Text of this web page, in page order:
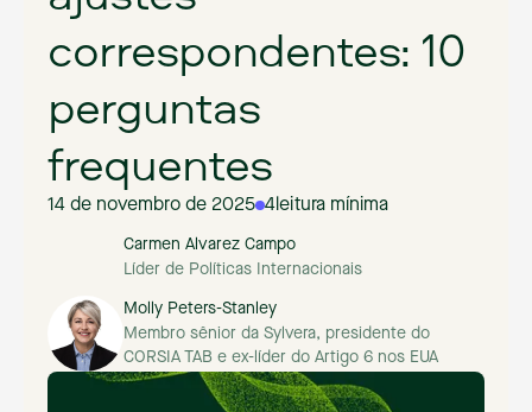
correspondentes: 10
perguntas
frequentes
14 de novembro de 2025 4leitura mínima
Carmen Alvarez Campo
Líder de Políticas Internacionais
Molly Peters-Stanley
Membro sênior da Sylvera, presidente do
CORSIA TAB e ex-líder do Artigo 6 nos EUA